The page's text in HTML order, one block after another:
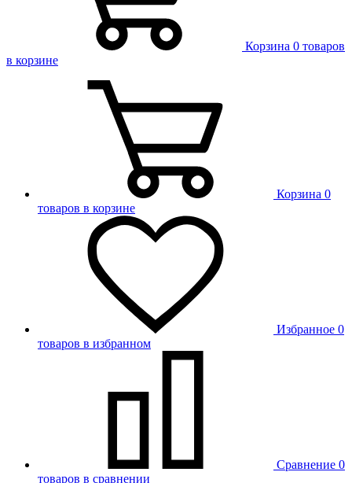
Корзина 0 товаров
в корзине
Корзина 0
товаров в корзине
Избранное 0
товаров в избранном
Сравнение 0
товаров в сравнении